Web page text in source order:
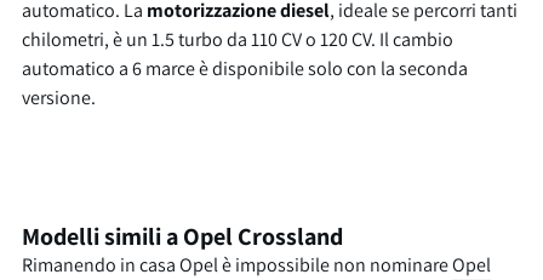
automatico. La motorizzazione diesel, ideale se percorri tanti
chilometri, è un 1.5 turbo da 110 CV o 120 CV. Il cambio
automatico a 6 marce è disponibile solo con la seconda
versione.
Modelli simili a Opel Crossland
Rimanendo in casa Opel è impossibile non nominareOpel